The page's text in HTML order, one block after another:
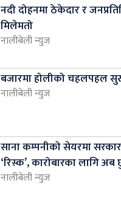
नदी दोहनमा ठेकेदार र
मिलेमतो
नालीबेली न्युज
बजारमा होलीको चहलपहल
नालीबेली न्युज
साना कम्पनीको सेयरमा
‘रिस्क’, कारोबारका लागि अब
नालीबेली न्युज